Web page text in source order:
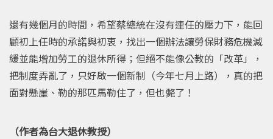
還有幾個月的時間，希望蔡總統在沒有連任的壓力下，能回
顧初上任時的承諾與初衷，找出一個辦法讓勞保財務危機減
緩並能增加勞工的退休所得；但絕不能像公教的「改革」，
把制度弄亂了，只好啟一個新制（今年七月上路），真的把
面對懸崖、勒的那匹馬勒住了，但也斃了！
（作者為台大退休教授）